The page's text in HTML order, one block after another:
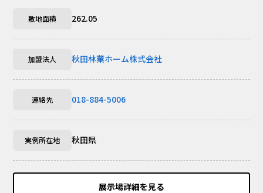
敷地面積 262.05
加盟法人 秋田林業ホーム株式会社
連絡先 018-884-5006
実例所在地 秋田県
展示場詳細を見る